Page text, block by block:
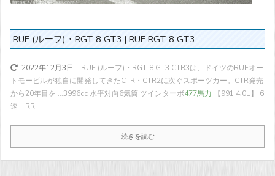
RUF (ルーフ)・RGT-8 GT3 | RUF RGT-8 GT3
2022年12月3日
RUF (ルーフ)・RGT-8 GT3 CTR3は、ドイツのRUFオー
トモービルが独自に開発してきたCTR・CTR2に次ぐスポーツカー。CTR発売
から20年目を ...3996cc 水平対向6気筒 ツインターボ477馬力 【991 4.0L】 6
速 RR
続きを読む